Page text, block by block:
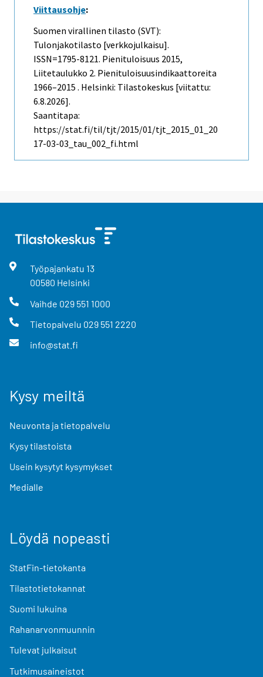
Viittausohje:
Suomen virallinen tilasto (SVT):
Tulonjakotilasto [verkkojulkaisu].
ISSN=1795-8121. Pienituloisuus 2015,
Liitetaulukko 2. Pienituloisuusindikaattoreita
1966–2015 . Helsinki: Tilastokeskus [viitattu:
6.8.2026].
Saantitapa:
https://stat.fi/til/tjt/2015/01/tjt_2015_01_20
17-03-03_tau_002_fi.html
Työpajankatu 13
00580 Helsinki
Vaihde 029 551 1000
Tietopalvelu 029 551 2220
info@stat.fi
Kysy meiltä
Neuvonta ja tietopalvelu
Kysy tilastoista
Usein kysytyt kysymykset
Medialle
Löydä nopeasti
StatFin-tietokanta
Tilastotietokannat
Suomi lukuina
Rahanarvonmuunnin
Tulevat julkaisut
Tutkimusaineistot